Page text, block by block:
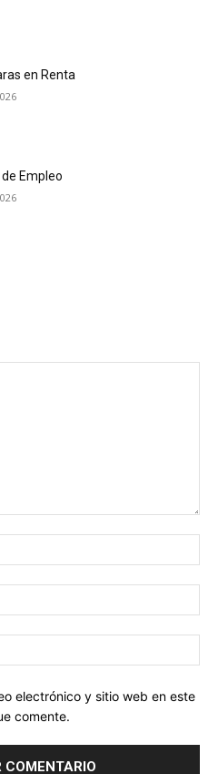
en Renta
Empleo
electrónico y sitio web en este
comente.